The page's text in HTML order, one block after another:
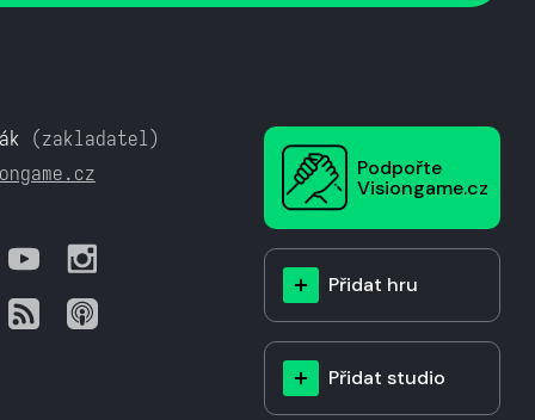
(zakladatel)
Podpořte
Visiongame.cz
Přidat hru
Přidat studio